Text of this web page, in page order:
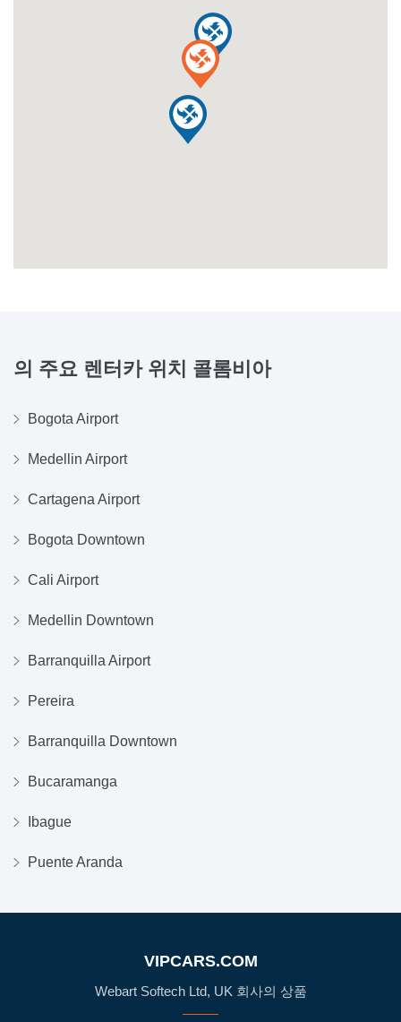
의 주요 렌터카 위치 콜롬비아
Bogota Airport
Medellin Airport
Cartagena Airport
Bogota Downtown
Cali Airport
Medellin Downtown
Barranquilla Airport
Pereira
Barranquilla Downtown
Bucaramanga
Ibague
Puente Aranda
VIPCARS.COM
Webart Softech Ltd, UK 회사의 상품